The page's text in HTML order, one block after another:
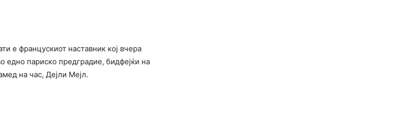
е францускиот наставник кој вчера
едно париско предградие, бидфејќи на
на час, Дејли Мејл.